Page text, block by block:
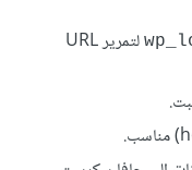
لتمرير URL